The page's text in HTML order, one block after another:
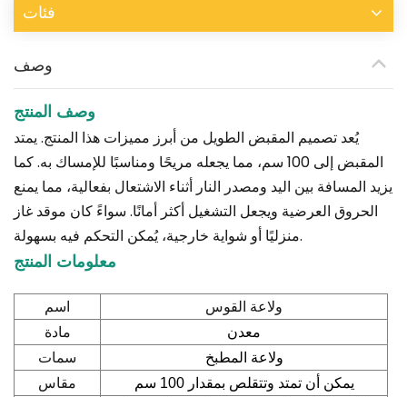
فئات
وصف
وصف المنتج
يُعد تصميم المقبض الطويل من أبرز مميزات هذا المنتج. يمتد
المقبض إلى 100 سم، مما يجعله مريحًا ومناسبًا للإمساك به. كما
يزيد المسافة بين اليد ومصدر النار أثناء الاشتعال بفعالية، مما يمنع
الحروق العرضية ويجعل التشغيل أكثر أمانًا. سواءً كان موقد غاز
منزليًا أو شواية خارجية، يُمكن التحكم فيه بسهولة.
معلومات المنتج
اسم ولاعة القوس
مادة معدن
سمات ولاعة المطبخ
مقاس يمكن أن تمتد وتتقلص بمقدار 100 سم